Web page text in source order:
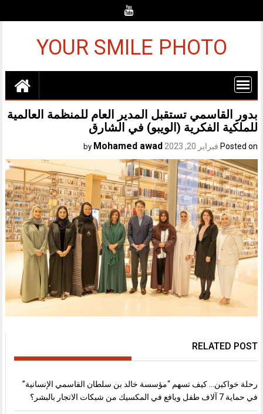
YOUR SMILE PHOTO
بدور القاسمي تستقبل المدير العام للمنظمة العالمية
للملكية الفكرية (الويبو) في الشارق
Posted on فبراير 20, 2023 Mohamed awad
RELATED POST
رحلة خواكين… كيف تسهم “مؤسسة خالد بن سلطان القاسمي الإنسانية”
في حماية 7 آلاف طفل ويافع في المكسيك من شبكات الاتجار بالبشر؟